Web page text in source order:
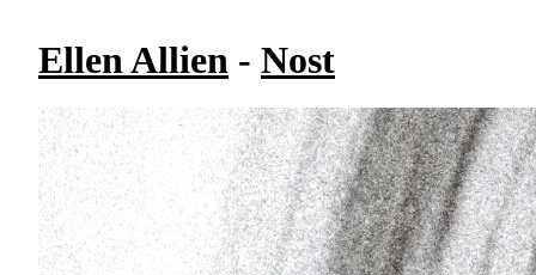
Ellen Allien - Nost